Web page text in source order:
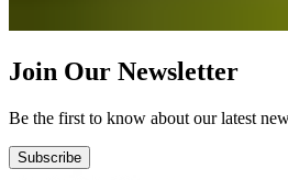
Join Our Newsletter
Be the first to know about our latest
Subscribe